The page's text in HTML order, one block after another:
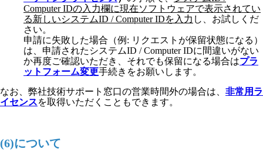
Computer IDの入力欄に現在ソフトウェアで表示されてい
る新しいシステムID / Computer IDを入力 し、お試しくだ
さい。
申請に失敗した場合（例: リクエストが保留状態になる）
は、申請されたシステムID / Computer IDに間違いがない
か再度ご確認いただき、それでも保留になる場合はプラ
ットフォーム変更手続きをお願いします。
なお、弊社技術サポート窓口の営業時間外の場合は、 非常用ラ
イセンスを取得いただくこともできます。
(6)について